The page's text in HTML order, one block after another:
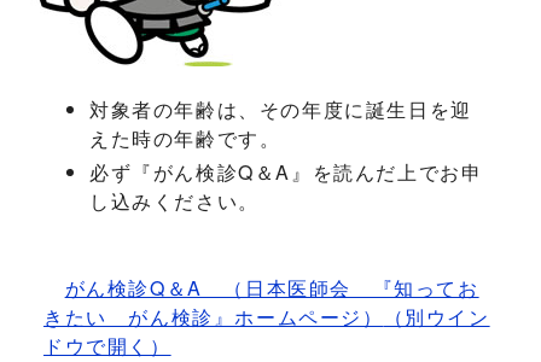
対象者の年齢は、その年度に誕生日を迎
えた時の年齢です。
必ず『がん検診Q＆A』を読んだ上でお申
し込みください。
がん検診Q＆A （日本医師会 『知ってお
きたい がん検診』ホームページ）
（別ウイン
ドウで開く）